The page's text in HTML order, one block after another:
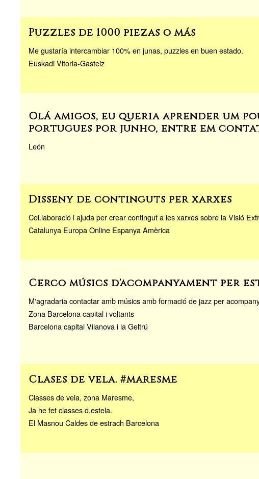
Puzzles de 1000 piezas o más
Me gustaría intercambiar 100% en junas, puzzles en buen estado.
Euskadi Vitoria-Gasteiz
Olá amigos, eu queria aprender um
portugues por junho, entre em
León
Disseny de continguts per xarxes
Col.laboració i ajuda per crear contingut a les xarxes sobre la Visió
Catalunya Europa Online Espanya Amèrica
Cerco músics d'acompanyament per
M'agradaria contactar amb músics amb formació de jazz per
Zona Barcelona capital i voltants
Barcelona capital Vilanova i la Geltrú
Clases de vela. #maresme
Classes de vela, zona Maresme,
Ja he fet classes d.estela.
El Masnou Caldes de estrach Barcelona